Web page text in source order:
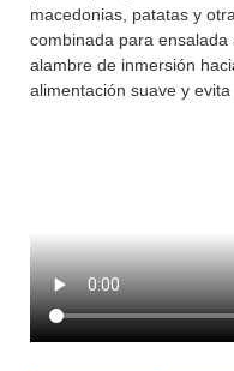
macedonias, patatas y
combinada para
alambre de inmersión
alimentación suave y